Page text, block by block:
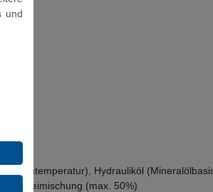
Hydrauliköl
Beimischung (max. 50%)
und